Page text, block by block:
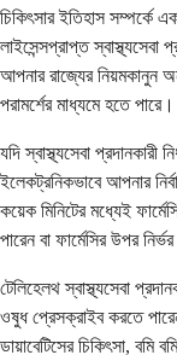
চিকিৎসার ইতিহাস
লাইসেন্সপ্রাপ্ত
আপনার রাজ্যের নিয়মকানুন
পরামর্শের মাধ্যমে হতে পারে।
যদি স্বাস্থ্যসেবা
ইলেকট্রনিকভাবে আপনার
কয়েক মিনিটের মধ্যেই
পারেন বা ফার্মেসির উপর
টেলিহেলথ স্বাস্থ্যসেবা
ওষুধ প্রেসক্রাইব করতে
ডায়াবেটিসের চিকিৎসা,